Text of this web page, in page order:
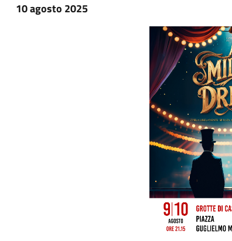
10 agosto 2025